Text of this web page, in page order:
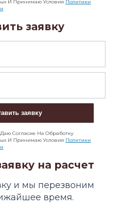
И Принимаю Условия Политики
заявку
заявку
Согласие На Обработку
И Принимаю Условия Политики
на расчет
и мы перезвоним
время.